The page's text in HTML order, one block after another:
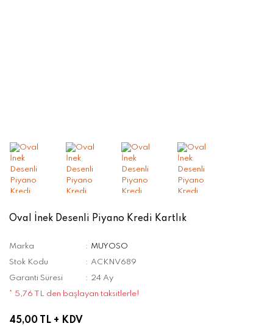
Oval İnek Desenli Piyano Kredi Kartlık
Marka
MUYOSO
Stok Kodu
ACKNV689
Garanti Süresi
24 Ay
* 5,76 TL den başlayan taksitlerle!
45,00 TL + KDV